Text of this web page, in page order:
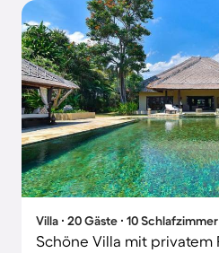
Villa ∙ 20 Gäste ∙ 10 Schlafzimmer